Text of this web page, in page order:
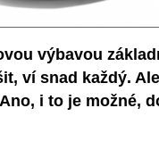
výbavou
ví snad každý.
i to je možné,